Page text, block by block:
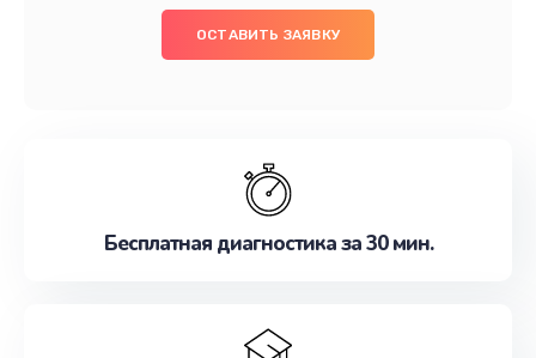
ОСТАВИТЬ ЗАЯВКУ
Бесплатная диагностика за 30 мин.